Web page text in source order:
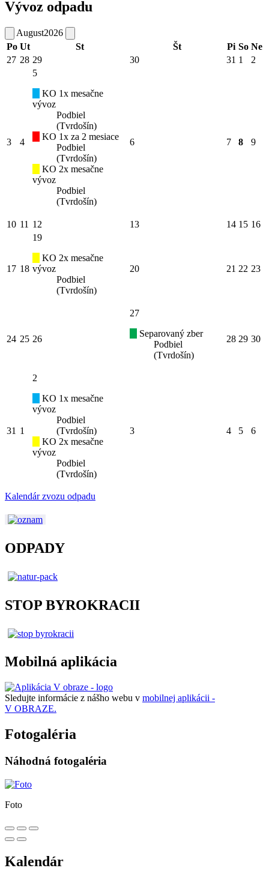
Vývoz odpadu
August2026
Po Ut St Št Pi So Ne
27 28 29 30 31 1 2
3 4
5
KO 1x mesačne
vývoz
Podbiel
(Tvrdošín)
KO 1x za 2 mesiace
Podbiel
(Tvrdošín)
KO 2x mesačne
vývoz
Podbiel
(Tvrdošín)
6 7 8 9
10 11 12 13 14 15 16
17 18
19
KO 2x mesačne
vývoz
Podbiel
(Tvrdošín)
20 21 22 23
24 25 26
27
Separovaný zber
Podbiel
(Tvrdošín)
28 29 30
31 1
2
KO 1x mesačne
vývoz
Podbiel
(Tvrdošín)
KO 2x mesačne
vývoz
Podbiel
(Tvrdošín)
3 4 5 6
Kalendár zvozu odpadu
ODPADY
STOP BYROKRACII
Mobilná aplikácia
Sledujte informácie z nášho webu v mobilnej aplikácii -
V OBRAZE.
Fotogaléria
Náhodná fotogaléria
Foto
Kalendár